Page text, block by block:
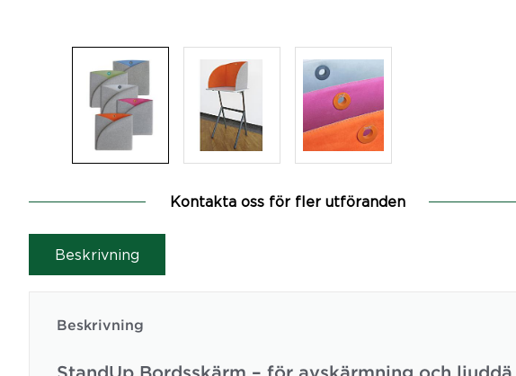
Kontakta oss för fler utföranden
Beskrivning
Beskrivning